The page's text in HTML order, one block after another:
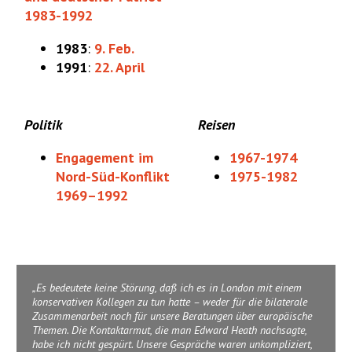
1983-1992
1983: 9. Feb.
1991: 22. April
Politik
Engagement im
Nord-Süd-Konflikt
1969–1992
Reisen
1967-1974
1975-1982
Es bedeutete keine Störung, daß ich es in London mit einem
konservativen Kollegen zu tun hatte – weder für die bilaterale
Zusammenarbeit noch für unsere Beratungen über europäische
Themen. Die Kontaktarmut, die man Edward Heath nachsagte,
habe ich nicht gespürt. Unsere Gespräche waren unkompliziert,